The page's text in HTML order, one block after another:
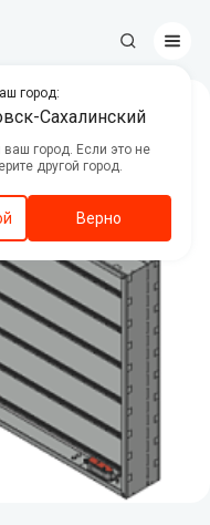
и
город:
Сахалинский
город. Если это не
другой город.
Верно